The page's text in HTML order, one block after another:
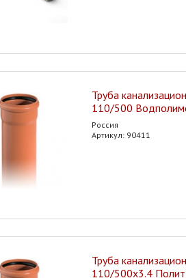
Труба
110/500
Россия
Артикул: 90411
Труба
110/500х3.4